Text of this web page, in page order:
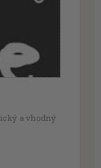
a vhodný